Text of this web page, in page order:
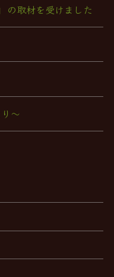
の取材を受けました
～